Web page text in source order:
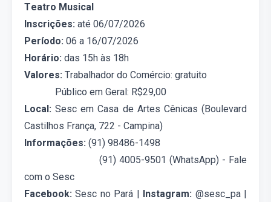
Teatro Musical
Inscrições: até 06/07/2026
Período: 06 a 16/07/2026
Horário: das 15h às 18h
Valores: Trabalhador do Comércio: gratuito
Público em Geral: R$29,00
Local:Sesc em Casa de Artes Cênicas (Boulevard
Castilhos França, 722 - Campina)
Informações: (91) 98486-1498
(91) 4005-9501 (WhatsApp) - Fale
com o Sesc
Facebook:Sesc no Pará | Instagram: @sesc_pa |